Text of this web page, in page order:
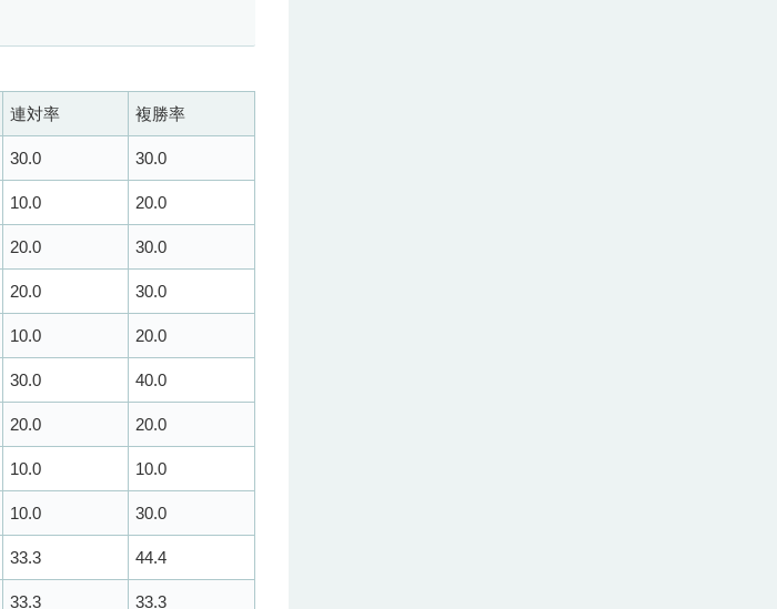
連対率 複勝率
30.0 30.0
10.0 20.0
20.0 30.0
20.0 30.0
10.0 20.0
30.0 40.0
20.0 20.0
10.0 10.0
10.0 30.0
33.3 44.4
33.3 33.3